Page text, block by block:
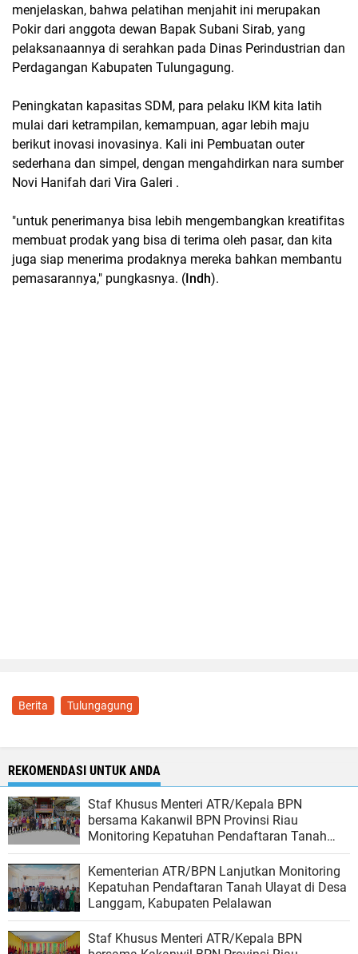
menjelaskan, bahwa pelatihan menjahit ini merupakan
Pokir dari anggota dewan Bapak Subani Sirab, yang
pelaksanaannya di serahkan pada Dinas Perindustrian dan
Perdagangan Kabupaten Tulungagung.
Peningkatan kapasitas SDM, para pelaku IKM kita latih
mulai dari ketrampilan, kemampuan, agar lebih maju
berikut inovasi inovasinya. Kali ini Pembuatan outer
sederhana dan simpel, dengan mengahdirkan nara sumber
Novi Hanifah dari Vira Galeri .
"untuk penerimanya bisa lebih mengembangkan kreatifitas
membuat prodak yang bisa di terima oleh pasar, dan kita
juga siap menerima prodaknya mereka bahkan membantu
pemasarannya," pungkasnya. ( Indh).
Berita Tulungagung
REKOMENDASI UNTUK ANDA
Staf Khusus Menteri ATR/Kepala BPN
bersama Kakanwil BPN Provinsi Riau
Monitoring Kepatuhan Pendaftaran Tanah
Ulayat di Kubu, Rokan Hilir
Kementerian ATR/BPN Lanjutkan Monitoring
Kepatuhan Pendaftaran Tanah Ulayat di Desa
Langgam, Kabupaten Pelalawan
Staf Khusus Menteri ATR/Kepala BPN